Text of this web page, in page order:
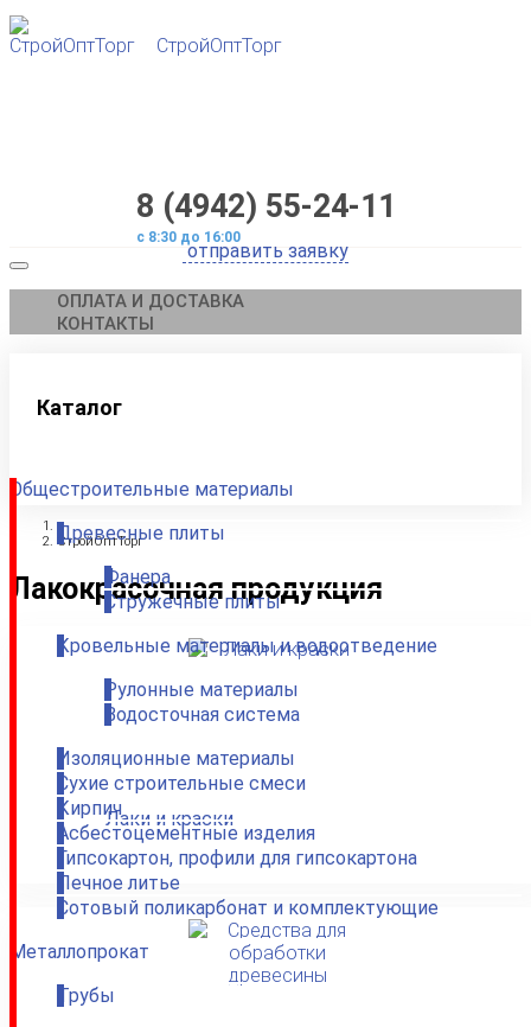
СтройОптТорг
с 8:30 до 16:00
8 (4942) 55-24-11
ОПЛАТА И ДОСТАВКА
КОНТАКТЫ
Каталог
Общестроительные материалы
Древесные плиты
Фанера
Стружечные плиты
Кровельные материалы и водоотведение
Рулонные материалы
Водосточная система
Изоляционные материалы
Сухие строительные смеси
Кирпич
Асбестоцементные изделия
Гипсокартон, профили для гипсокартона
Печное литье
Сотовый поликарбонат и комплектующие
Металлопрокат
Трубы
СтройОптТорг
Лакокрасочная продукция
Лаки и краски